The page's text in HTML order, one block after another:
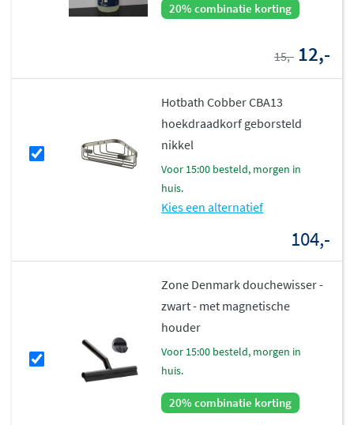
20% combinatie korting
15,- 12,-
Hotbath Cobber CBA13
hoekdraadkorf geborsteld
nikkel
voor 15:00 besteld, morgen in
huis.
Kies een alternatief
104,-
Zone Denmark douchewisser -
zwart - met magnetische
houder
voor 15:00 besteld, morgen in
huis.
20% combinatie korting